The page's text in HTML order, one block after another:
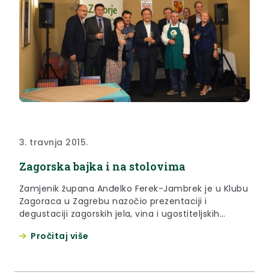
3. travnja 2015.
Zagorska bajka i na stolovima
Zamjenik župana Anđelko Ferek-Jambrek je u Klubu
Zagoraca u Zagrebu nazočio prezentaciji i
degustaciji zagorskih jela, vina i ugostiteljskih
Pročitaj više